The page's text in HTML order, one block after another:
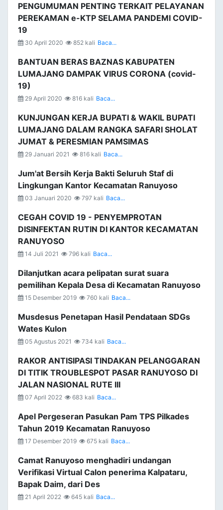
PENGUMUMAN PENTING TERKAIT PELAYANAN
PEREKAMAN e-KTP SELAMA PANDEMI COVID-
19
30 April 2020 852 kali Baca...
BANTUAN BERAS BAZNAS KABUPATEN
LUMAJANG DAMPAK VIRUS CORONA (covid-
19)
29 April 2020 816 kali Baca...
KUNJUNGAN KERJA BUPATI & WAKIL BUPATI
LUMAJANG DALAM RANGKA SAFARI SHOLAT
JUMAT & PERESMIAN PAMSIMAS
29 Januari 2021 816 kali Baca...
Jum'at Bersih Kerja Bakti Seluruh Staf di
Lingkungan Kantor Kecamatan Ranuyoso
03 Januari 2020 797 kali Baca...
CEGAH COVID 19 - PENYEMPROTAN
DISINFEKTAN RUTIN DI KANTOR KECAMATAN
RANUYOSO
14 Juli 2021 796 kali Baca...
Dilanjutkan acara pelipatan surat suara
pemilihan Kepala Desa di Kecamatan Ranuyoso
15 Desember 2019 760 kali Baca...
Musdesus Penetapan Hasil Pendataan SDGs
Wates Kulon
05 Agustus 2021 734 kali Baca...
RAKOR ANTISIPASI TINDAKAN PELANGGARAN
DI TITIK TROUBLESPOT PASAR RANUYOSO DI
JALAN NASIONAL RUTE III
07 April 2022 683 kali Baca...
Apel Pergeseran Pasukan Pam TPS Pilkades
Tahun 2019 Kecamatan Ranuyoso
17 Desember 2019 675 kali Baca...
Camat Ranuyoso menghadiri undangan
Verifikasi Virtual Calon penerima Kalpataru,
Bapak Daim, dari Des
21 April 2022 645 kali Baca...